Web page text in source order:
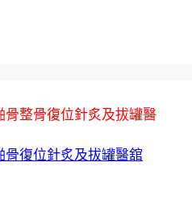
整骨復位針炙及拔罐醫
骨復位針炙及拔罐醫舘